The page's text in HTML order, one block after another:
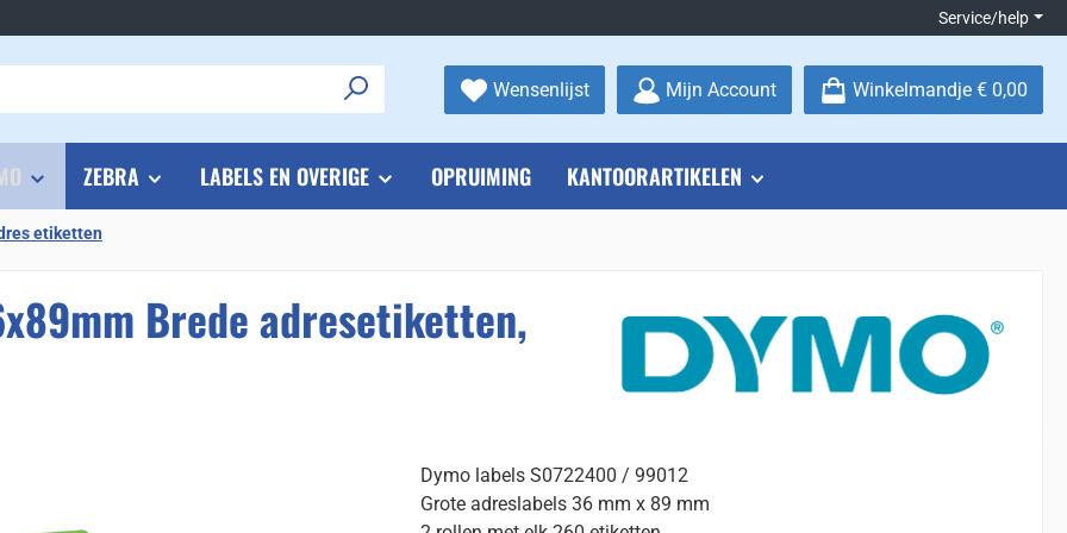
Service/help
WensenlijstJe hebt 0 items op je verlanglijstje
Mijn Account Winkelmandje € 0,00
ZEBRA LABELS EN OVERIGE OPRUIMING KANTOORARTIKELEN
etiketten
Brede adresetiketten,
Dymo labels S0722400 / 99012
Grote adreslabels 36 mm x 89 mm